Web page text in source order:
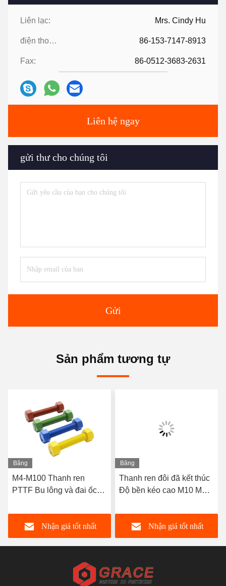
Liên lạc: Mrs. Cindy Hu
điện thoại: 86-153-7147-8913
Fax: 86-0512-3683-2631
Liên hệ ngay
gửi thư cho chúng tôi
Gửi
Sản phẩm tương tự
Băng
hình
M4-M100 Thanh ren
PTTF Bu lông và đai ốc
Nhận giá tốt nhất
Băng
hình
Thanh ren đôi đã kết thúc
Độ bền kéo cao M10 M20
Nhận giá tốt nhất